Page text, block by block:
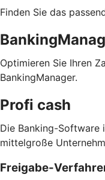
Finden Sie das
Optimieren Sie Ihren
BankingManager.
Profi cash
Die Banking-Software
mittelgroße
Freigabe-